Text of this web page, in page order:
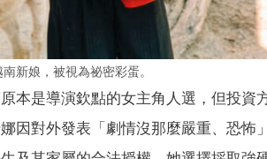
新娘，被視為祕密彩蛋。
本是導演欽點的女主角人選，但投資
因對外發表「劇情沒那麼嚴重、恐怖